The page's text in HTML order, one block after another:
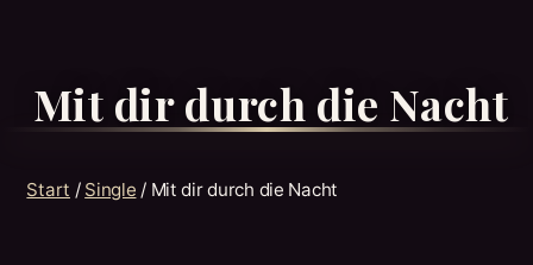
Mit dir durch die Nacht
Start / Single / Mit dir durch die Nacht